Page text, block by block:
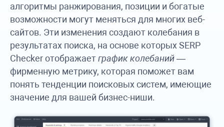
алгоритмы ранжирования, позиции и богатые
возможности могут меняться для многих веб-
сайтов. Эти изменения создают колебания в
результатах поиска, на основе которых SERP
Checker отображаетграфик колебаний—
фирменную метрику, которая поможет вам
понять тенденции поисковых систем, имеющие
значение для вашей бизнес-ниши.